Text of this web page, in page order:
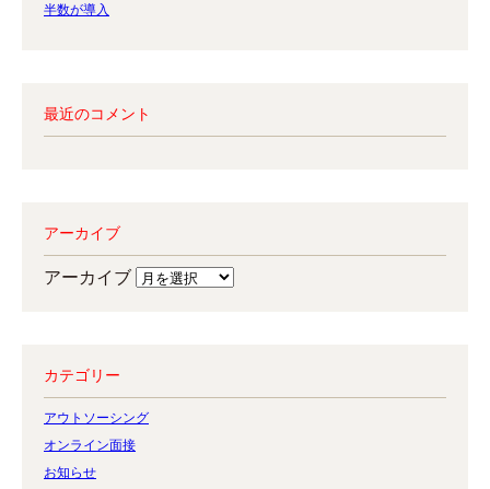
半数が導入
最近のコメント
アーカイブ
アーカイブ
カテゴリー
アウトソーシング
オンライン面接
お知らせ